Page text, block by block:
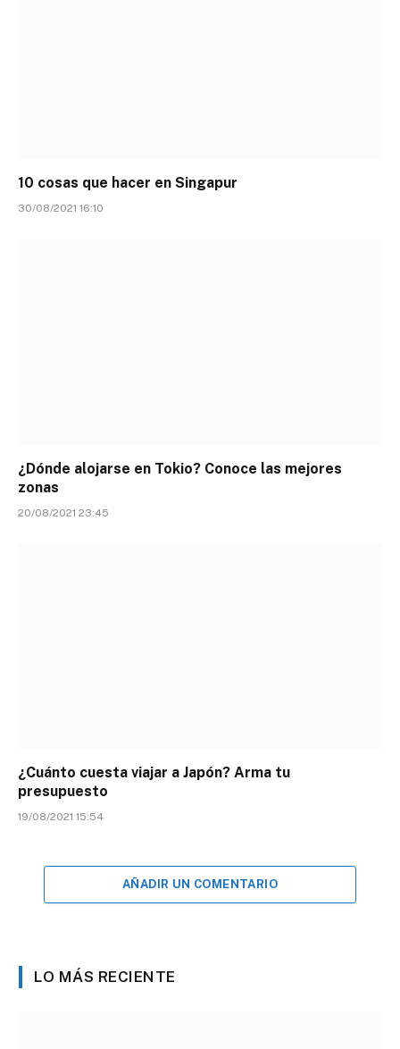
10 cosas que hacer en Singapur
30/08/2021 16:10
¿Dónde alojarse en Tokio? Conoce las mejores
zonas
20/08/2021 23:45
¿Cuánto cuesta viajar a Japón? Arma tu
presupuesto
19/08/2021 15:54
AÑADIR UN COMENTARIO
LO MÁS RECIENTE